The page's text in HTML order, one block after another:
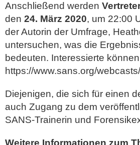
Anschließend werden
den 24. März 2020, um 22:00
der Autorin der Umfrage,
untersuchen, was die
bedeuten. Interessierte
https://www.sans.org/
Diejenigen, die sich für einen
auch Zugang zu dem
SANS-Trainerin und
Weitere Informationen zum